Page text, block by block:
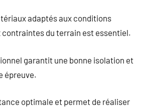
adaptés aux conditions
du terrain est essentiel.
garantit une bonne isolation et
épreuve.
optimale et permet de réaliser